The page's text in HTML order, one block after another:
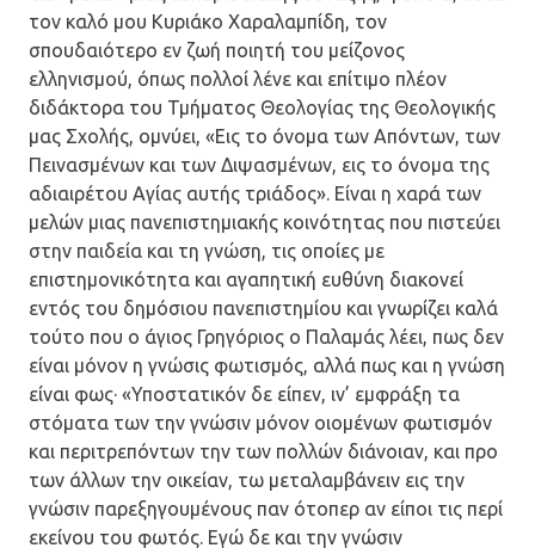
τον καλό μου Κυριάκο Χαραλαμπίδη, τον
σπουδαιότερο εν ζωή ποιητή του μείζονος
ελληνισμού, όπως πολλοί λένε και επίτιμο πλέον
διδάκτορα του Τμήματος Θεολογίας της Θεολογικής
μας Σχολής, ομνύει, «Εις το όνομα των Απόντων, των
Πεινασμένων και των Διψασμένων, εις το όνομα της
αδιαιρέτου Αγίας αυτής τριάδος». Είναι η χαρά των
μελών μιας πανεπιστημιακής κοινότητας που πιστεύει
στην παιδεία και τη γνώση, τις οποίες με
επιστημονικότητα και αγαπητική ευθύνη διακονεί
εντός του δημόσιου πανεπιστημίου και γνωρίζει καλά
τούτο που ο άγιος Γρηγόριος ο Παλαμάς λέει, πως δεν
είναι μόνον η γνώσις φωτισμός, αλλά πως και η γνώση
είναι φως· «Υποστατικόν δε είπεν, ιν’ εμφράξη τα
στόματα των την γνώσιν μόνον οιομένων φωτισμόν
και περιτρεπόντων την των πολλών διάνοιαν, και προ
των άλλων την οικείαν, τω μεταλαμβάνειν εις την
γνώσιν παρεξηγουμένους παν ότοπερ αν είποι τις περί
εκείνου του φωτός. Εγώ δε και την γνώσιν